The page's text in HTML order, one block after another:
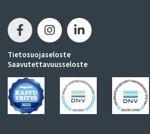
Tietosuojaseloste
Saavutettavuusseloste